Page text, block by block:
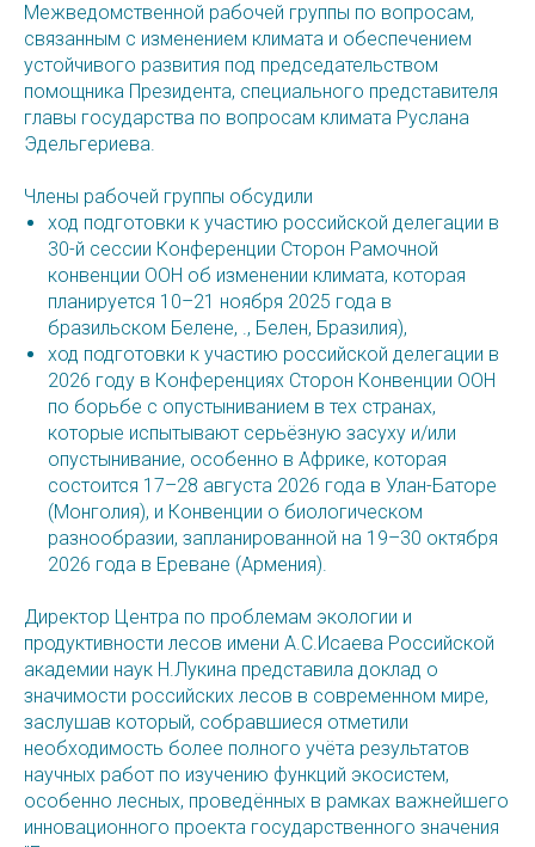
Межведомственной рабочей группы по вопросам,
связанным с изменением климата и обеспечением
устойчивого развития под председательством
помощника Президента, специального представителя
главы государства по вопросам климата Руслана
Эдельгериева.
Члены рабочей группы обсудили
ход подготовки к участию российской делегации в
30-й сессии Конференции Сторон Рамочной
конвенции ООН об изменении климата, которая
планируется 10–21 ноября 2025 года в
бразильском Белене, ., Белен, Бразилия),
ход подготовки к участию российской делегации в
2026 году в Конференциях Сторон Конвенции ООН
по борьбе с опустыниванием в тех странах,
которые испытывают серьёзную засуху и/или
опустынивание, особенно в Африке, которая
состоится 17–28 августа 2026 года в Улан-Баторе
(Монголия), и Конвенции о биологическом
разнообразии, запланированной на 19–30 октября
2026 года в Ереване (Армения).
Директор Центра по проблемам экологии и
продуктивности лесов имени А.С.Исаева Российской
академии наук Н.Лукина представила доклад о
значимости российских лесов в современном мире,
заслушав который, собравшиеся отметили
необходимость более полного учёта результатов
научных работ по изучению функций экосистем,
особенно лесных, проведённых в рамках важнейшего
инновационного проекта государственного значения